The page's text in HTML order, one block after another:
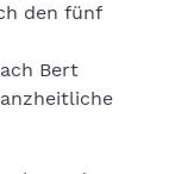
den fünf
Bert